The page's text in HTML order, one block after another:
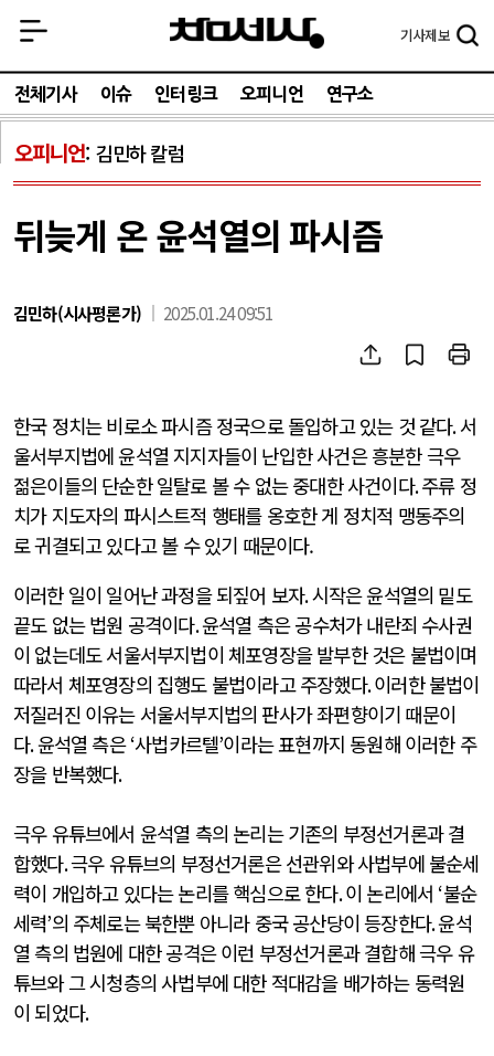
기사제보
전체기사 이슈 인터링크 오피니언 연구소
오피니언 김민하 칼럼
뒤늦게 온 윤석열의 파시즘
김민하(시사평론가) 2025.01.24 09:51
한국 정치는 비로소 파시즘 정국으로 돌입하고 있는 것 같다.서
울서부지법에 윤석열 지지자들이 난입한 사건은 흥분한 극우
젊은이들의 단순한 일탈로 볼 수 없는 중대한 사건이다.주류 정
치가 지도자의 파시스트적 행태를 옹호한 게 정치적 맹동주의
로 귀결되고 있다고 볼 수 있기 때문이다.
이러한 일이 일어난 과정을 되짚어 보자.시작은 윤석열의 밑도
끝도 없는 법원 공격이다.윤석열 측은 공수처가 내란죄 수사권
이 없는데도 서울서부지법이 체포영장을 발부한 것은 불법이며
따라서 체포영장의 집행도 불법이라고 주장했다.이러한 불법이
저질러진 이유는 서울서부지법의 판사가 좌편향이기 때문이
다.윤석열 측은‘사법카르텔’이라는 표현까지 동원해 이러한 주
장을 반복했다.
극우 유튜브에서 윤석열 측의 논리는 기존의 부정선거론과 결
합했다.극우 유튜브의 부정선거론은 선관위와 사법부에 불순세
력이 개입하고 있다는 논리를 핵심으로 한다.이 논리에서 ‘불순
세력’의 주체로는 북한뿐 아니라 중국 공산당이 등장한다.윤석
열 측의 법원에 대한 공격은 이런 부정선거론과 결합해 극우 유
튜브와 그 시청층의 사법부에 대한 적대감을 배가하는 동력원
이 되었다.